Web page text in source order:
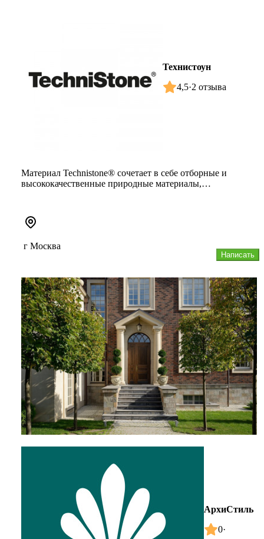
Технистоун
4,5·2 отзыва
Материал Technistone® сочетает в себе отборные и
высококачественные природные материалы,
Написать
г Москва
АрхиСтиль
0·